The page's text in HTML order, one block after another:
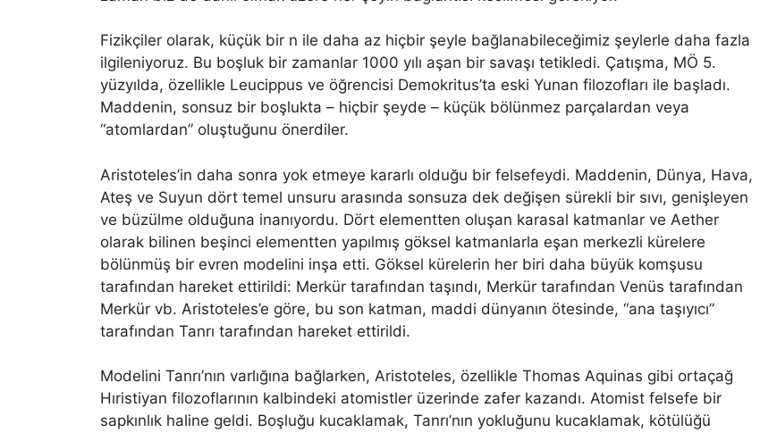
Fizikçiler olarak, küçük bir n ile daha az hiçbir şeyle bağlanabileceğimiz şeylerle daha fazla
ilgileniyoruz. Bu boşluk bir zamanlar 1000 yılı aşan bir savaşı tetikledi. Çatışma, MÖ 5.
yüzyılda, özellikle Leucippus ve öğrencisi Demokritus’ta eski Yunan filozofları ile başladı.
Maddenin, sonsuz bir boşlukta – hiçbir şeyde – küçük bölünmez parçalardan veya
“atomlardan” oluştuğunu önerdiler.
Aristoteles’in daha sonra yok etmeye kararlı olduğu bir felsefeydi. Maddenin, Dünya, Hava,
Ateş ve Suyun dört temel unsuru arasında sonsuza dek değişen sürekli bir sıvı, genişleyen
ve büzülme olduğuna inanıyordu. Dört elementten oluşan karasal katmanlar ve Aether
olarak bilinen beşinci elementten yapılmış göksel katmanlarla eşan merkezli kürelere
bölünmüş bir evren modelini inşa etti. Göksel kürelerin her biri daha büyük komşusu
tarafından hareket ettirildi: Merkür tarafından taşındı, Merkür tarafından Venüs tarafından
Merkür vb. Aristoteles’e göre, bu son katman, maddi dünyanın ötesinde, “ana taşıyıcı”
tarafından Tanrı tarafından hareket ettirildi.
Modelini Tanrı’nın varlığına bağlarken, Aristoteles, özellikle Thomas Aquinas gibi ortaçağ
Hıristiyan filozoflarının kalbindeki atomistler üzerinde zafer kazandı. Atomist felsefe bir
sapkınlık haline geldi. Boşluğu kucaklamak, Tanrı’nın yokluğunu kucaklamak, kötülüğü